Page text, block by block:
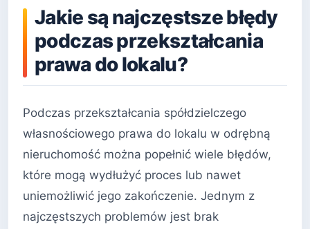
Jakie są najczęstsze błędy
podczas przekształcania
prawa do lokalu?
Podczas przekształcania spółdzielczego
własnościowego prawa do lokalu w odrębną
nieruchomość można popełnić wiele błędów,
które mogą wydłużyć proces lub nawet
uniemożliwić jego zakończenie. Jednym z
najczęstszych problemów jest brak